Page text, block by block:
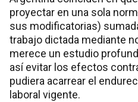
proyectar en una sola
sus modificatorias)
trabajo dictada mediante
merece un estudio
así evitar los efectos
pudiera acarrear el
laboral vigente.